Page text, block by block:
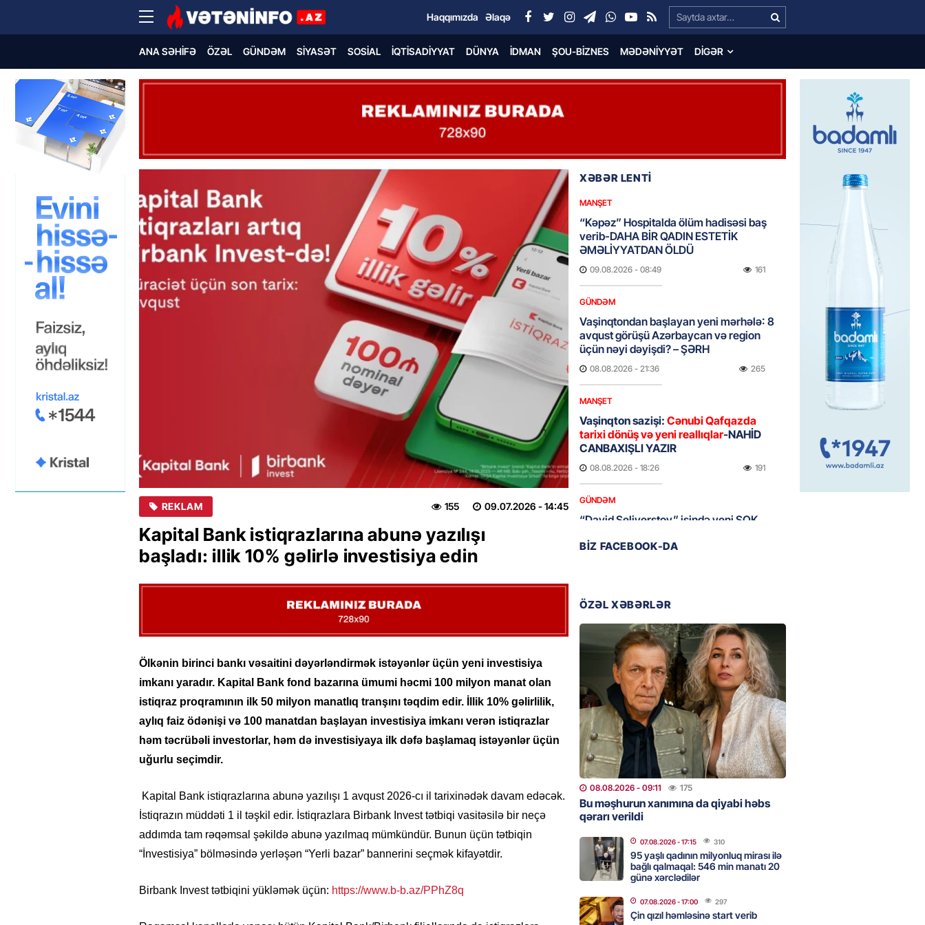
Search…
Haqqımızda Əlaqə
ANA SƏHIFƏ ÖZƏL GÜNDƏM SIYASƏT SOSIAL İQTISADIYYAT DÜNYA İDMAN ŞOU-BIZNES MƏDƏNIYYƏT DIGƏR
REKLAM 09.07.2026 - 14:45
155
Kapital Bank istiqrazlarına abunə yazılışı
başladı: illik 10% gəlirlə investisiya edin
Ölkənin birinci bankı vəsaitini dəyərləndirmək istəyənlər üçün yeni investisiya
imkanı yaradır. Kapital Bank fond bazarına ümumi həcmi 100 milyon manat olan
istiqraz proqramının ilk 50 milyon manatlıq tranşını təqdim edir. İllik 10% gəlirlilik,
aylıq faiz ödənişi və 100 manatdan başlayan investisiya imkanı verən istiqrazlar
həm təcrübəli investorlar, həm də investisiyaya ilk dəfə başlamaq istəyənlər üçün
uğurlu seçimdir.
Kapital Bank istiqrazlarına abunə yazılışı 1 avqust 2026-cı il tarixinədək davam edəcək.
İstiqrazın müddəti 1 il təşkil edir. İstiqrazlara Birbank Invest tətbiqi vasitəsilə bir neçə
addımda tam rəqəmsal şəkildə abunə yazılmaq mümkündür. Bunun üçün tətbiqin
“İnvestisiya” bölməsində yerləşən “Yerli bazar” bannerini seçmək kifayətdir.
Birbank Invest tətbiqini yükləmək üçün: https://www.b-b.az/PPhZ8q
XƏBƏR LENTİ
MANŞET
“Kəpəz” Hospitalda ölüm hadisəsi baş
verib-DAHA BİR QADIN ESTETİK
ƏMƏLİYYATDAN ÖLDÜ
09.08.2026 - 08:49 161
GÜNDƏM
Vaşinqtondan başlayan yeni mərhələ: 8
avqust görüşü Azərbaycan və region
üçün nəyi dəyişdi? – ŞƏRH
08.08.2026 - 21:36 265
MANŞET
Vaşinqton sazişi: Cənubi Qafqazda
tarixi dönüş və yeni reallıqlar-NAHİD
CANBAXIŞLI YAZIR
08.08.2026 - 18:26 191
GÜNDƏM
“David Seliverstov” işində yeni ŞOK
keçmiş və sürətli qaçış
GÜNDƏM
sayanlar evlənməsə yaxşıdır” —
Deputat
08.08.2026- 15:37 204
MANŞET
“Prezident İlham Əliyev müharibəni
qazandı, həm də sülhü qazandı!” –
Video
08.08.2026 - 14:50 171
BANNER
Məsud Pezeşkianın oğlu türkcə danışdı
08.08.2026- 14:39
MANŞET
Nikol Paşinyan Prezident İlham Əliyevə
ZƏNG ETDİ
BIZ FACEBOOK-DA
ÖZƏL XƏBƏRLƏR
08.08.2026 - 09:11 175
Bu məşhurun xanımına da qiyabi həbs
qərarı verildi
07.08.2026- 17:15 310
95 yaşlı qadının milyonluq mirası ilə
bağlı qalmaqal: 546 min manatı 20
günə xərclədilər
07.08.2026- 17:00 297
Çin qızıl həmləsinə start verib